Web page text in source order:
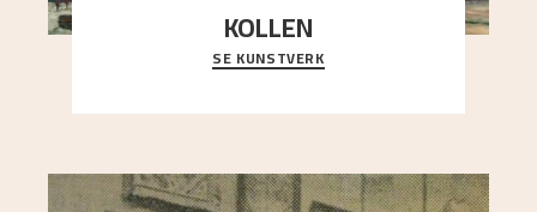
KOLLEN
Et ruvende fjell dominerer bildeflaten, og står i
sterk kontrast til det spinkle rognetreet ute
SE KUNSTVERK